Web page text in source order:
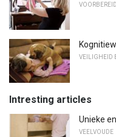
VEILIGHEID
Intresting articles
Unieke
VEELVOUDE